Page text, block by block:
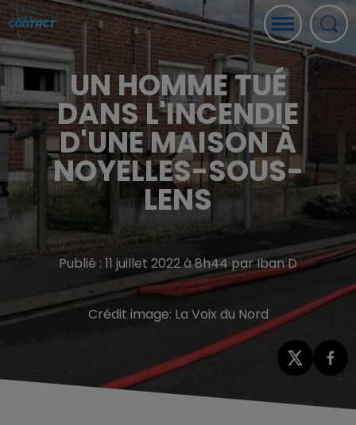
UN HOMME TUÉ
DANS L'INCENDIE
D'UNE MAISON À
NOYELLES-SOUS-
LENS
Publié : 11 juillet 2022 à 8h44 par Iban D
Crédit image: La Voix du Nord